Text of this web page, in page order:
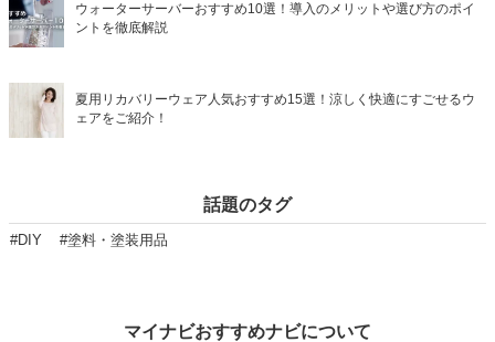
ウォーターサーバーおすすめ10選！導入のメリットや選び方のポイ
ントを徹底解説
夏用リカバリーウェア人気おすすめ15選！涼しく快適にすごせるウ
ェアをご紹介！
話題のタグ
#DIY #塗料・塗装用品
マイナビおすすめナビについて